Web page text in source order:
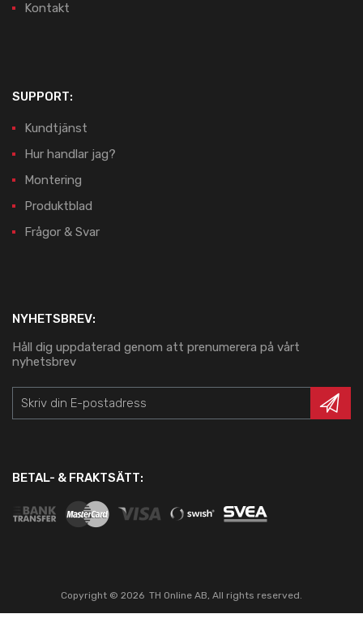
Kontakt
SUPPORT:
Kundtjänst
Hur handlar jag?
Montering
Produktblad
Frågor & Svar
NYHETSBREV:
Håll dig uppdaterad genom att prenumerera på vårt
nyhetsbrev
BETAL- & FRAKTSÄTT:
Copyright © 2026 TH Online AB, All rights reserved.